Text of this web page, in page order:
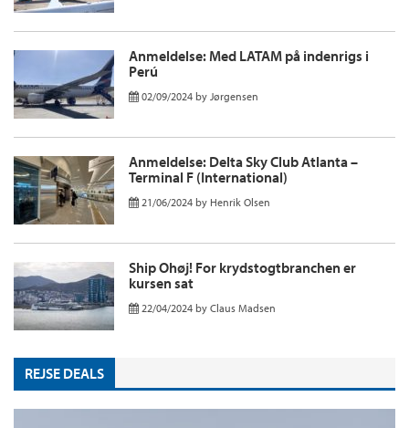
Anmeldelse: Med LATAM på indenrigs i
Perú
02/09/2024 by Jørgensen
Anmeldelse: Delta Sky Club Atlanta –
Terminal F (International)
21/06/2024 by Henrik Olsen
Ship Ohøj! For krydstogtbranchen er
kursen sat
22/04/2024 by Claus Madsen
REJSE DEALS